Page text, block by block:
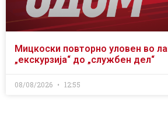
Мицкоски повторно уловен во
„екскурзија“ до „службен дел“
08/08/2026 12:55